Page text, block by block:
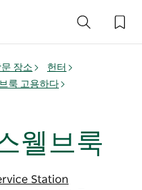
장소
헌터
룩 고용하다
웰브룩
Station